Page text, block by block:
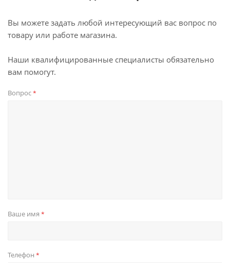
Вы можете задать любой интересующий вас вопрос по
товару или работе магазина.
Наши квалифицированные специалисты обязательно
вам помогут.
Вопрос*
Ваше имя *
Телефон *